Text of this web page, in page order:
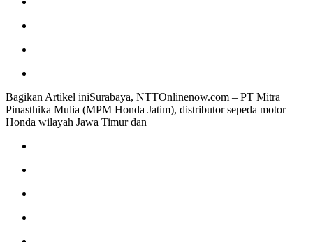
Bagikan Artikel iniSurabaya, NTTOnlinenow.com – PT Mitra
Pinasthika Mulia (MPM Honda Jatim), distributor sepeda motor
Honda wilayah Jawa Timur dan